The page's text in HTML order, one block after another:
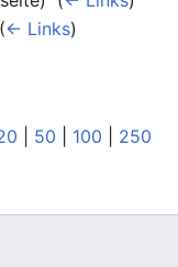
(← Links)
50 100
250